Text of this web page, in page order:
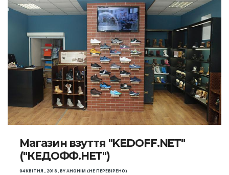
Магазин взуття "KEDOFF.NET"
("КЕДОФФ.НЕТ")
04 КВІТНЯ , 2018,BYАНОНІМ (НЕ ПЕРЕВІРЕНО)